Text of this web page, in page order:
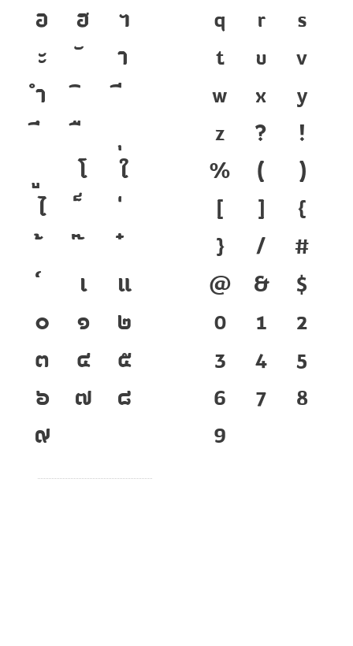
อ
ฮ
ฯ
ะ
า
ำ
โ
ใ
ไ
เ
แ
๐
๑
๒
๓
๔
๕
๖
๗
๘
๙
q
r
s
t
u
v
w
x
y
z
?
!
%
(
)
[
]
{
}
/
#
@
&
$
0
1
2
3
4
5
6
7
8
9